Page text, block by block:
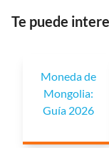
Te puede
Moneda de
Mongolia:
Guía 2026